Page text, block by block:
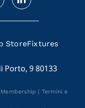
StoreFixtures
Porto, 9 80133
Termini e